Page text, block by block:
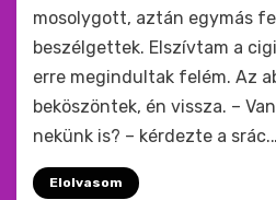
mosolygott, aztán egymás
beszélgettek. Elszívtam a
erre megindultak felém. Az
beköszöntek, én vissza. –
nekünk is? – kérdezte a
Elolvasom